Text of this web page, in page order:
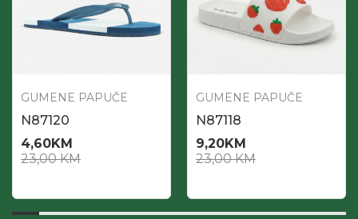
GUMENE PAPUČE
N87120
4,60KM
23,00KM
GUMENE PAPUČE
N87118
9,20KM
23,00KM